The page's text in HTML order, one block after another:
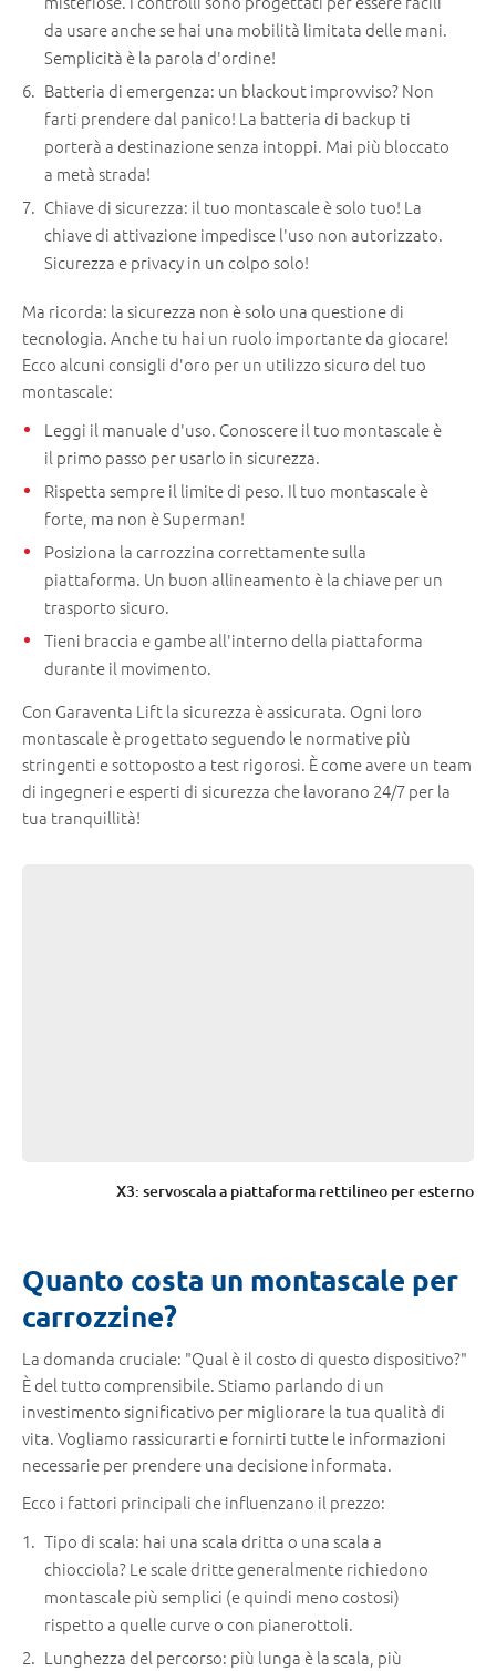
da usare anche se hai una mobilità limitata delle mani.
Semplicità è la parola d'ordine!
Batteria di emergenza: un blackout improvviso? Non
farti prendere dal panico! La batteria di backup ti
porterà a destinazione senza intoppi. Mai più bloccato
a metà strada!
Chiave di sicurezza: il tuo montascale è solo tuo! La
chiave di attivazione impedisce l'uso non autorizzato.
Sicurezza e privacy in un colpo solo!
Ma ricorda: la sicurezza non è solo una questione di
tecnologia. Anche tu hai un ruolo importante da giocare!
Ecco alcuni consigli d'oro per un utilizzo sicuro del tuo
montascale:
Leggi il manuale d'uso. Conoscere il tuo montascale è
il primo passo per usarlo in sicurezza.
Rispetta sempre il limite di peso. Il tuo montascale è
forte, ma non è Superman!
Posiziona la carrozzina correttamente sulla
piattaforma. Un buon allineamento è la chiave per un
trasporto sicuro.
Tieni braccia e gambe all'interno della piattaforma
durante il movimento.
Con Garaventa Lift la sicurezza è assicurata. Ogni loro
montascale è progettato seguendo le normative più
stringenti e sottoposto a test rigorosi. È come avere un team
di ingegneri e esperti di sicurezza che lavorano 24/7 per la
tua tranquillità!
X3: servoscala a piattaforma rettilineo per esterno
Quanto costa un montascale per
carrozzine?
La domanda cruciale: "Qual è il costo di questo dispositivo?"
È del tutto comprensibile. Stiamo parlando di un
investimento significativo per migliorare la tua qualità di
vita. Vogliamo rassicurarti e fornirti tutte le informazioni
necessarie per prendere una decisione informata.
Ecco i fattori principali che influenzano il prezzo:
Tipo di scala: hai una scala dritta o una scala a
chiocciola? Le scale dritte generalmente richiedono
montascale più semplici (e quindi meno costosi)
rispetto a quelle curve o con pianerottoli.
Lunghezza del percorso: più lunga è la scala, più